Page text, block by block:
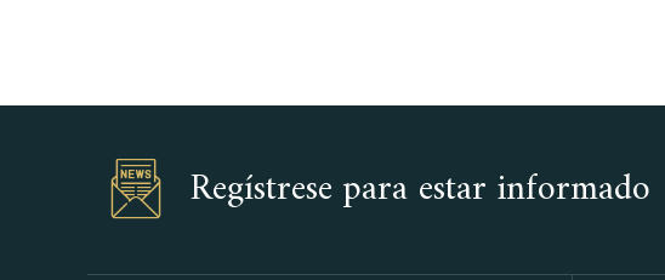
Regístrese para estar informado